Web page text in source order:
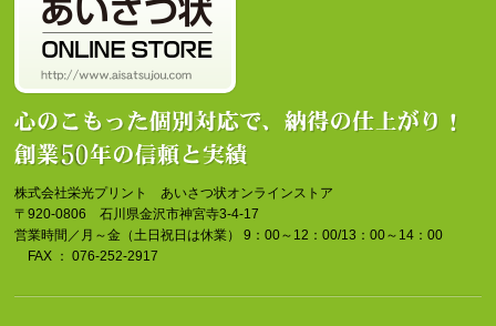
株式会社栄光プリント あいさつ状オンラインストア
〒920-0806 石川県金沢市神宮寺3-4-17
営業時間／月～金（土日祝日は休業） 9：00～12：00/13：00～14：00
FAX ： 076-252-2917